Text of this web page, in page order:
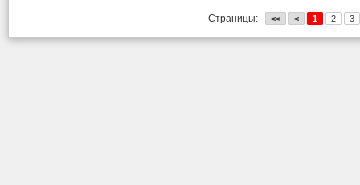
Страницы: << < 1 2 3